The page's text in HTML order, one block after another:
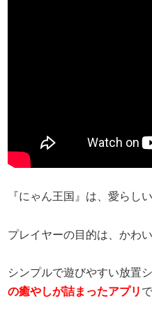
『にゃん王国』は、愛らし
プレイヤーの目的は、かわ
シンプルで遊びやすい放置
の癒やしが詰まったアプリ